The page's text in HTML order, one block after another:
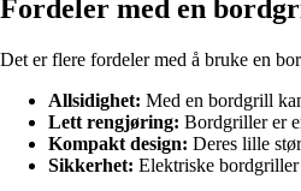
Fordeler med en
Det er flere fordeler med å bruke en
Allsidighet: Med en bordgrill
Lett rengjøring: Bordgriller er
Kompakt design: Deres lille
Sikkerhet: Elektriske